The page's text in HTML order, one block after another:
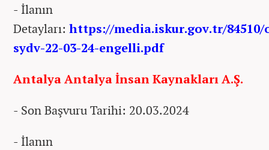
- İlanın
Detayları: https://media.iskur.gov.tr/84510/
sydv-22-03-24-engelli.pdf
Antalya Antalya İnsan Kaynakları A.Ş.
- Son Başvuru Tarihi: 20.03.2024
- İlanın